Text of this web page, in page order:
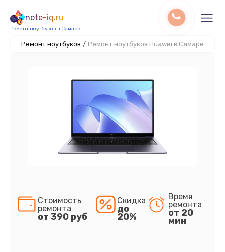
note-iq.ru
Ремонт ноутбуков в Самаре
Ремонт ноутбуков / Ремонт ноутбуков Huawei в Самаре
Стоимость
ремонта
от 390 руб
Скидка
до
20%
Время
ремонта
от 20
мин